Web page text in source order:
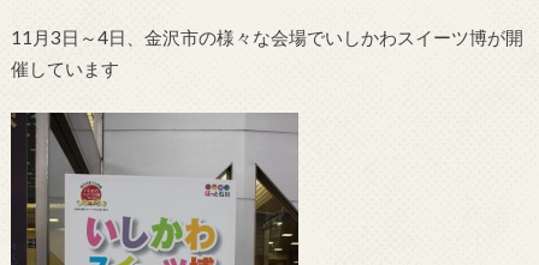
11月3日～4日、金沢市の様々な会場でいしかわスイーツ博が開
催しています